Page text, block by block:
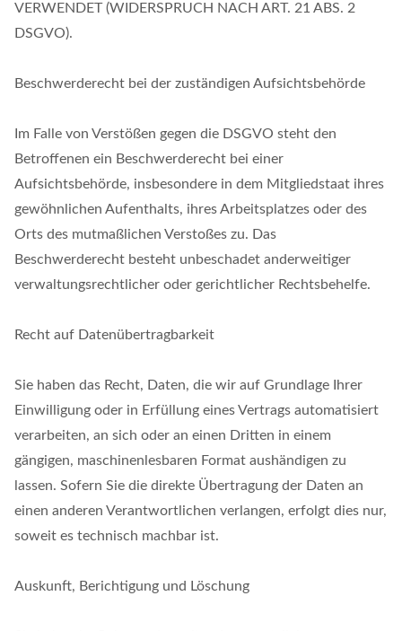
VERWENDET (WIDERSPRUCH NACH ART. 21 ABS. 2
DSGVO).
Beschwerderecht bei der zuständigen Aufsichtsbehörde
Im Falle von Verstößen gegen die DSGVO steht den
Betroffenen ein Beschwerderecht bei einer
Aufsichtsbehörde, insbesondere in dem Mitgliedstaat ihres
gewöhnlichen Aufenthalts, ihres Arbeitsplatzes oder des
Orts des mutmaßlichen Verstoßes zu. Das
Beschwerderecht besteht unbeschadet anderweitiger
verwaltungsrechtlicher oder gerichtlicher Rechtsbehelfe.
Recht auf Datenübertragbarkeit
Sie haben das Recht, Daten, die wir auf Grundlage Ihrer
Einwilligung oder in Erfüllung eines Vertrags automatisiert
verarbeiten, an sich oder an einen Dritten in einem
gängigen, maschinenlesbaren Format aushändigen zu
lassen. Sofern Sie die direkte Übertragung der Daten an
einen anderen Verantwortlichen verlangen, erfolgt dies nur,
soweit es technisch machbar ist.
Auskunft, Berichtigung und Löschung